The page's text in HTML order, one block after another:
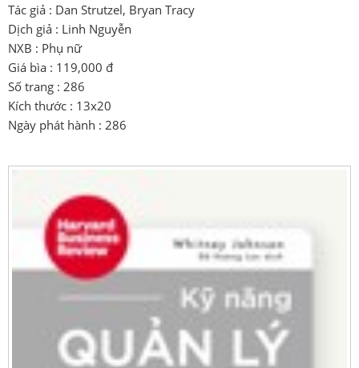
Tác giả : Dan Strutzel, Bryan Tracy
Dịch giả : Linh Nguyễn
NXB : Phụ nữ
Giá bìa : 119,000 đ
Số trang : 286
Kích thước : 13x20
Ngày phát hành : 286